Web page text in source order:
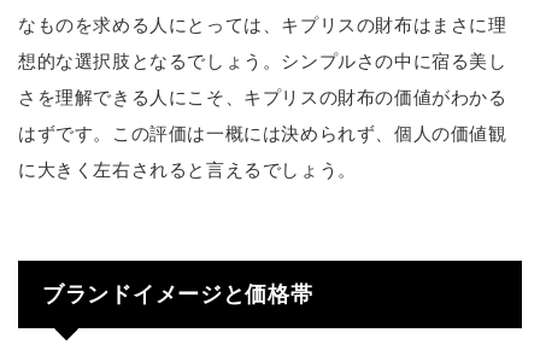
なものを求める人にとっては、キプリスの財布はまさに理
想的な選択肢となるでしょう。シンプルさの中に宿る美し
さを理解できる人にこそ、キプリスの財布の価値がわかる
はずです。この評価は一概には決められず、個人の価値観
に大きく左右されると言えるでしょう。
ブランドイメージと価格帯